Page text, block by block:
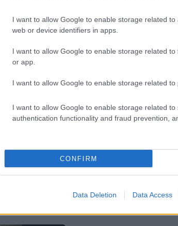
I want to allow Google to enable storage related to
web or device identifiers in apps.
I want to allow Google to enable storage related
or app.
I want to allow Google to enable storage related to
I want to allow Google to enable storage related to
authentication functionality and fraud prevention,
CONFIRM
Data Deletion Data Access
«Πιστεύω ότι είμαστε
άνθρωποι», είπε
τραγουδιστής
Lifestyle 25.08.2025 09:32
ρομαντική πρόταση
συναυλία των
Η kiss cam στη
συγκροτήματος
ξεχωριστή στιγμή
σχέση με τη